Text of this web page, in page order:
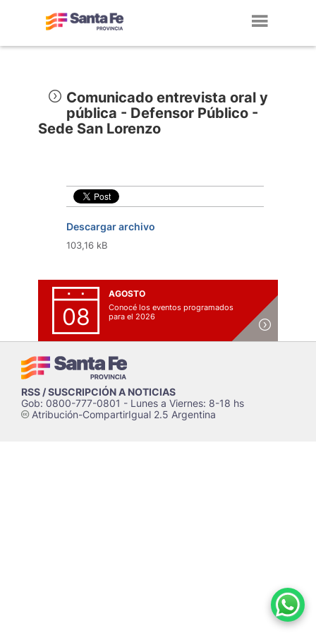
Comunicado entrevista oral y
pública - Defensor Público -
Sede San Lorenzo
Descargar archivo
103,16 kB
08
AGOSTO
Conocé los eventos programados
para el 2026
RSS / SUSCRIPCIÓN A NOTICIAS
Gob: 0800-777-0801 - Lunes a Viernes: 8-18 hs
cAtribución-CompartirIgual 2.5 Argentina